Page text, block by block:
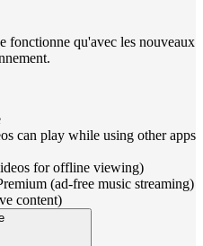
fonctionne qu'avec les nouveaux
can play while using other apps
for offline viewing)
(ad-free music streaming)
content)